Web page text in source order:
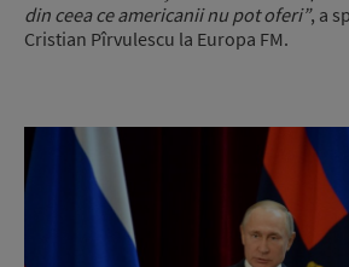
din ceea ce americanii nu pot oferi”, a
Cristian Pîrvulescu la Europa FM.